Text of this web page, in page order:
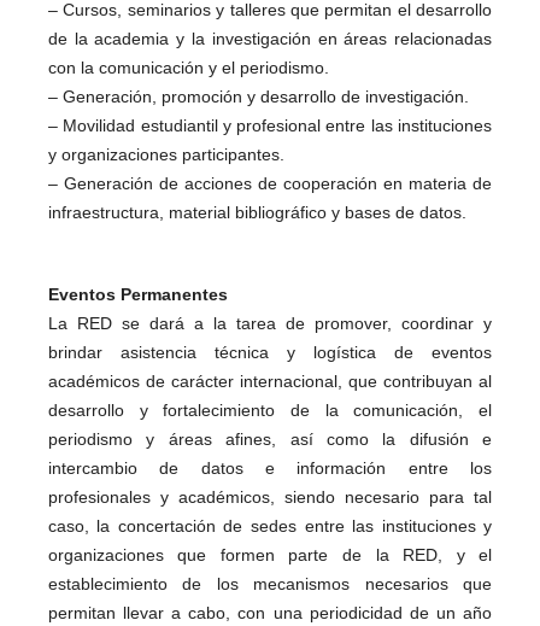
– Cursos, seminarios y talleres que permitan el desarrollo
de la academia y la investigación en áreas relacionadas
con la comunicación y el periodismo.
– Generación, promoción y desarrollo de investigación.
– Movilidad estudiantil y profesional entre las instituciones
y organizaciones participantes.
– Generación de acciones de cooperación en materia de
infraestructura, material bibliográfico y bases de datos.
Eventos Permanentes
La RED se dará a la tarea de promover, coordinar y
brindar asistencia técnica y logística de eventos
académicos de carácter internacional, que contribuyan al
desarrollo y fortalecimiento de la comunicación, el
periodismo y áreas afines, así como la difusión e
intercambio de datos e información entre los
profesionales y académicos, siendo necesario para tal
caso, la concertación de sedes entre las instituciones y
organizaciones que formen parte de la RED, y el
establecimiento de los mecanismos necesarios que
permitan llevar a cabo, con una periodicidad de un año